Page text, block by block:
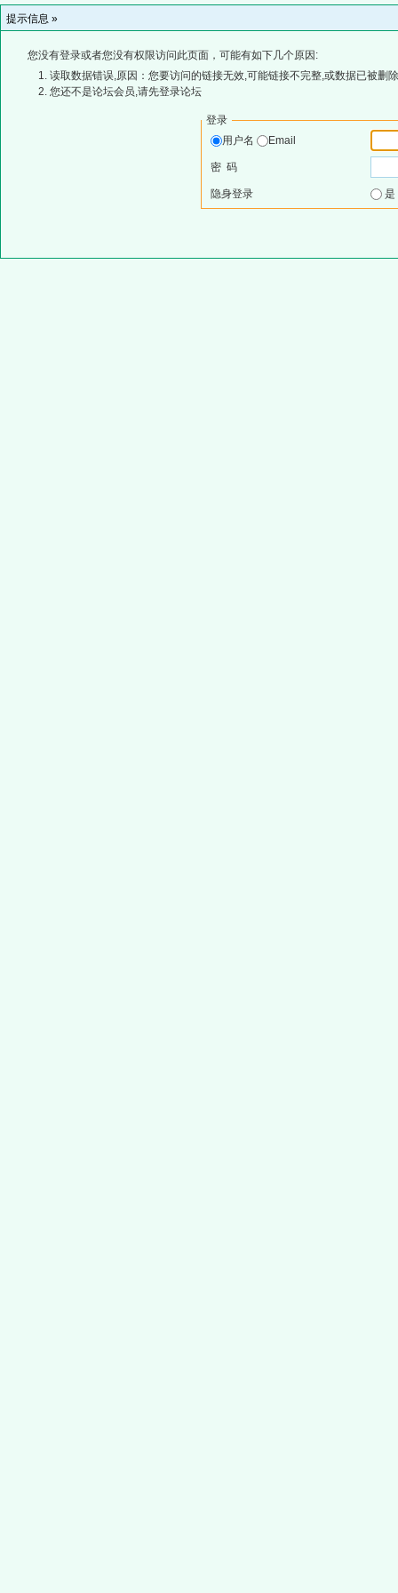
提示信息 »
您没有登录或者您没有权限访问此页面，可能有如下几个原因:
读取数据错误,原因：您要访问的链接无效,可能链接不完整,或数据已被删
您还不是论坛会员,请先登录论坛
登录
用户名
Email
密 码
隐身登录